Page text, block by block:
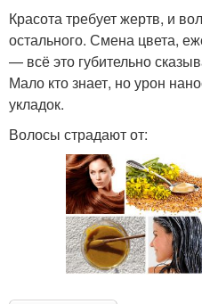
Красота требует жертв, и
остального. Смена цвета,
— всё это губительно
Мало кто знает, но урон
укладок.
Волосы страдают от: